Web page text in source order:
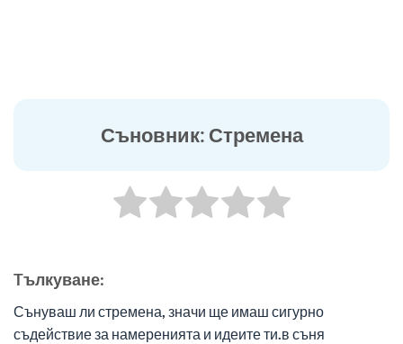
Съновник: Стремена
Tълкуване:
Сънуваш ли стремена, значи ще имаш сигурно
съдействие за намеренията и идеите ти.в съня